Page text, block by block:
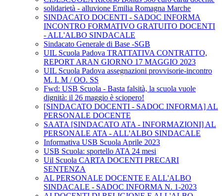
solidarietà - alluvione Emilia Romagna Marche
SINDACATO DOCENTI - SADOC INFORMA
INCONTRO FORMATIVO GRATUITO DOCENTI
- ALL'ALBO SINDACALE
Sindacato Generale di Base -SGB
UIL Scuola Padova TRATTATIVA CONTRATTO,
REPORT ARAN GIORNO 17 MAGGIO 2023
UIL Scuola Padova assegnazioni provvisorie-incontro
M. I. M / OO. SS
Fwd: USB Scuola - Basta falsità, la scuola vuole
dignità: il 26 maggio è sciopero!
[SINDACATO DOCENTI - SADOC INFORMA] AL
PERSONALE DOCENTE
SAATA [SINDACATO ATA - INFORMAZIONI] AL
PERSONALE ATA - ALL'ALBO SINDACALE
Informativa USB Scuola Aprile 2023
USB Scuola: sportello ATA 24 mesi
Uil Scuola CARTA DOCENTI PRECARI
SENTENZA
AL PERSONALE DOCENTE E ALL'ALBO
SINDACALE - SADOC INFORMA N. 1-2023